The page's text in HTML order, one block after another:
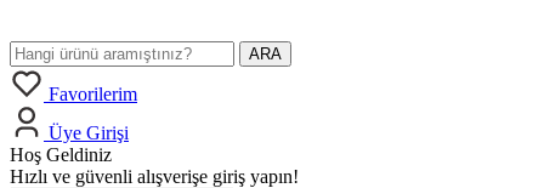
ARA
Favorilerim
Üye Girişi
Hoş Geldiniz
Hızlı ve güvenli alışverişe giriş yapın!